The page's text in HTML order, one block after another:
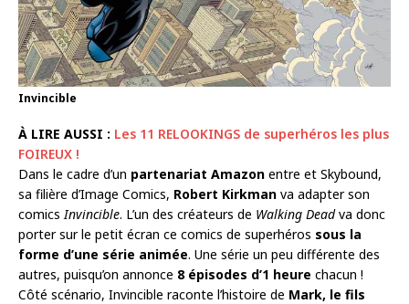
Invincible
À LIRE AUSSI : Les 11 RELOOKINGS de superhéros les plus
FOIREUX !
Dans le cadre d’un partenariat Amazon entre et Skybound,
sa filière d’Image Comics, Robert Kirkman va adapter son
comics Invincible. L’un des créateurs de Walking Deadva donc
porter sur le petit écran ce comics de superhéros sous la
forme d’une série animée. Une série un peu différente des
autres, puisqu’on annonce 8 épisodes d’1 heure chacun !
Côté scénario, Invincible raconte l’histoire de Mark, le fils